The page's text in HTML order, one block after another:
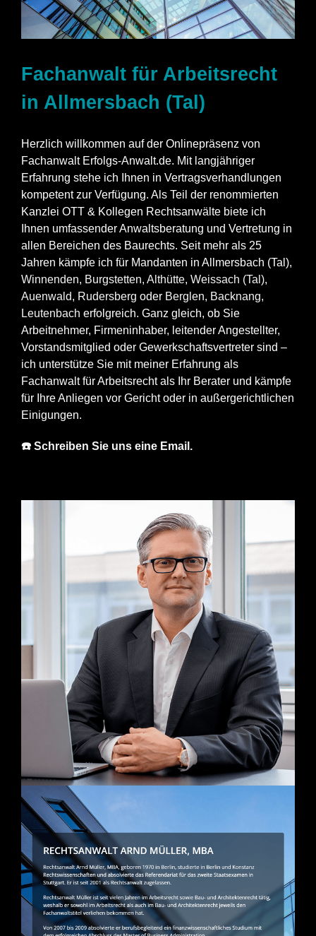
Fachanwalt für Arbeitsrecht
in Allmersbach (Tal)
Herzlich willkommen auf der Onlinepräsenz von
Fachanwalt Erfolgs-Anwalt.de. Mit langjähriger
Erfahrung stehe ich Ihnen in Vertragsverhandlungen
kompetent zur Verfügung. Als Teil der renommierten
Kanzlei OTT & Kollegen Rechtsanwälte biete ich
Ihnen umfassender Anwaltsberatung und Vertretung in
allen Bereichen des Baurechts. Seit mehr als 25
Jahren kämpfe ich für Mandanten in Allmersbach (Tal),
Winnenden, Burgstetten, Althütte, Weissach (Tal),
Auenwald, Rudersberg oder Berglen, Backnang,
Leutenbach erfolgreich. Ganz gleich, ob Sie
Arbeitnehmer, Firmeninhaber, leitender Angestellter,
Vorstandsmitglied oder Gewerkschaftsvertreter sind –
ich unterstütze Sie mit meiner Erfahrung als
Fachanwalt für Arbeitsrecht als Ihr Berater und kämpfe
für Ihre Anliegen vor Gericht oder in außergerichtlichen
Einigungen.
☎️ Schreiben Sie uns eine Email.